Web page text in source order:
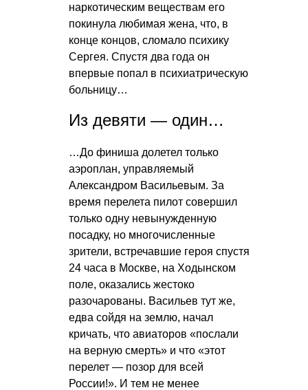
наркотическим веществам его
покинула любимая жена, что, в
конце концов, сломало психику
Сергея. Спустя два года он
впервые попал в психиатрическую
больницу…
Из девяти — один…
…До финиша долетел только
аэроплан, управляемый
Александром Васильевым. За
время перелета пилот совершил
только одну невынужденную
посадку, но многочисленные
зрители, встречавшие героя спустя
24 часа в Москве, на Ходынском
поле, оказались жестоко
разочарованы. Васильев тут же,
едва сойдя на землю, начал
кричать, что авиаторов «послали
на верную смерть» и что «этот
перелет — позор для всей
России!». И тем не менее